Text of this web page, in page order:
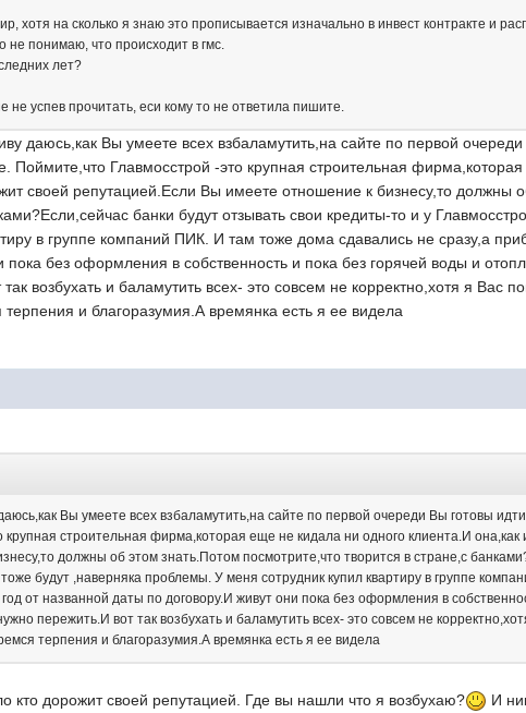
хотя на сколько я знаю это прописывается изначально в инвест контракте и
не понимаю, что происходит в гмс.
лет?
не успев прочитать, еси кому то не ответила пишите.
даюсь,как Вы умеете всех взбаламутить,на сайте по первой
Поймите,что Главмосстрой -это крупная строительная
своей репутацией.Если Вы имеете отношение к бизнесу,то должны
банки будут отзывать свои кредиты-то и у
в группе компаний ПИК. И там тоже дома сдавались не сразу,а
пока без оформления в собственность и пока без горячей воды и
возбухать и баламутить всех- это совсем не корректно,хотя я Вас
и благоразумия.А времянка есть я ее видела
Вы умеете всех взбаламутить,на сайте по первой очереди Вы готовы
строительная фирма,которая еще не кидала ни одного клиента.И она,как
должны об этом знать.Потом посмотрите,что творится в стране,с
будут ,наверняка проблемы. У меня сотрудник купил квартиру в группе
от названной даты по договору.И живут они пока без оформления в
пережить.И вот так возбухать и баламутить всех- это совсем не
терпения и благоразумия.А времянка есть я ее видела
кто дорожит своей репутацией. Где вы нашли что я возбухаю? И